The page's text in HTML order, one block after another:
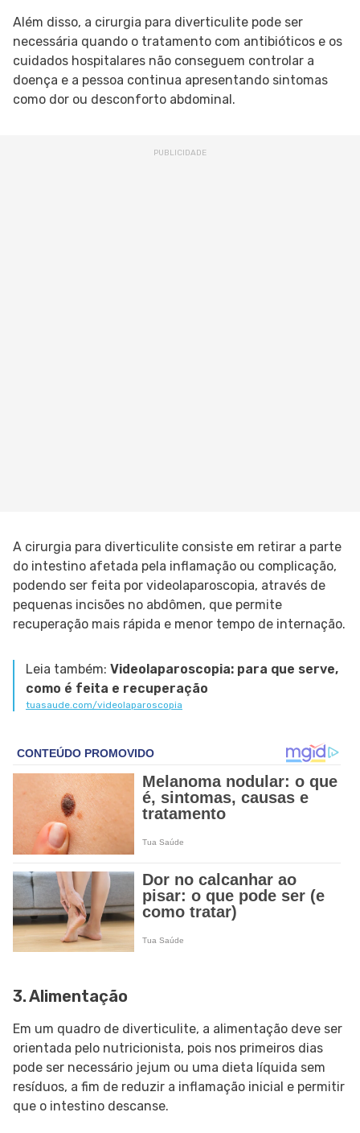
Além disso, a cirurgia para diverticulite pode ser
necessária quando o tratamento com antibióticos e os
cuidados hospitalares não conseguem controlar a
doença e a pessoa continua apresentando sintomas
como dor ou desconforto abdominal.
A cirurgia para diverticulite consiste em retirar a parte
do intestino afetada pela inflamação ou complicação,
podendo ser feita por videolaparoscopia, através de
pequenas incisões no abdômen, que permite
recuperação mais rápida e menor tempo de internação.
Leia também: Videolaparoscopia: para que serve,
como é feita e recuperação
tuasaude.com/videolaparoscopia
3. Alimentação
Em um quadro de diverticulite, a alimentação deve ser
orientada pelo nutricionista, pois nos primeiros dias
pode ser necessário jejum ou uma dieta líquida sem
resíduos, a fim de reduzir a inflamação inicial e permitir
que o intestino descanse.